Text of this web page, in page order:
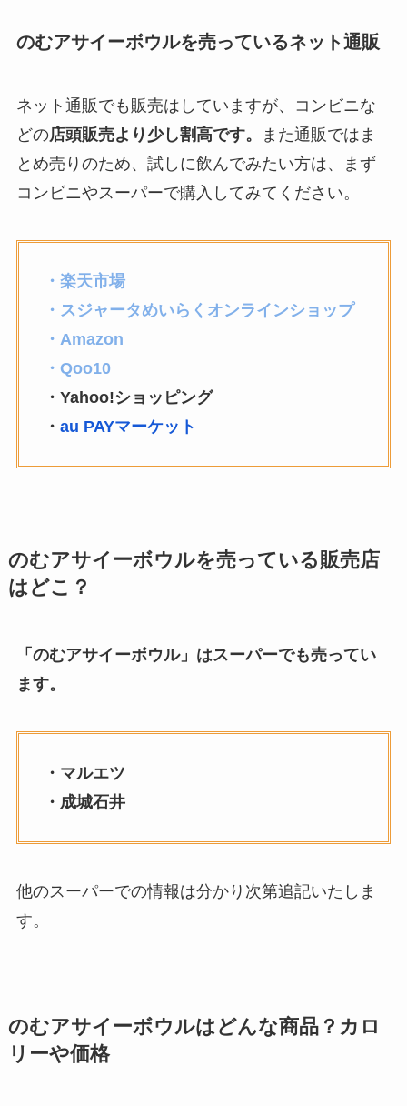
のむアサイーボウルを売っているネット通販
ネット通販でも販売はしていますが、コンビニな
どの店頭販売より少し割高です。
また通販ではま
とめ売りのため、試しに飲んでみたい方は、まず
コンビニやスーパーで購入してみてください。
・ 楽天市場
・ スジャータめいらくオンラインショップ
・ Amazon
・ Qoo10
・Yahoo!ショッピング
・ au PAYマーケット
のむアサイーボウルを売っている販売店
はどこ？
「のむアサイーボウル」はスーパーでも売ってい
ます。
・マルエツ
・成城石井
他のスーパーでの情報は分かり次第追記いたしま
す。
のむアサイーボウルはどんな商品？カロ
リーや価格